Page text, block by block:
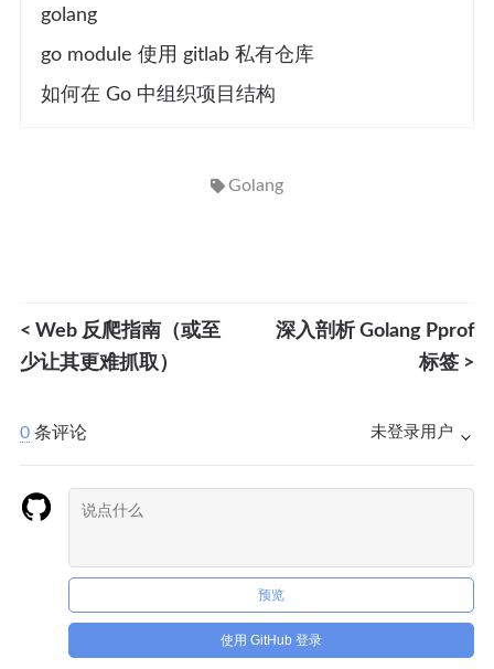
golang
go module 使用 gitlab 私有仓库
如何在 Go 中组织项目结构
Golang
< Web 反爬指南（或至
少让其更难抓取）
深入剖析 Golang Pprof
标签 >
0 条评论 未登录用户
预览
使用 GitHub 登录